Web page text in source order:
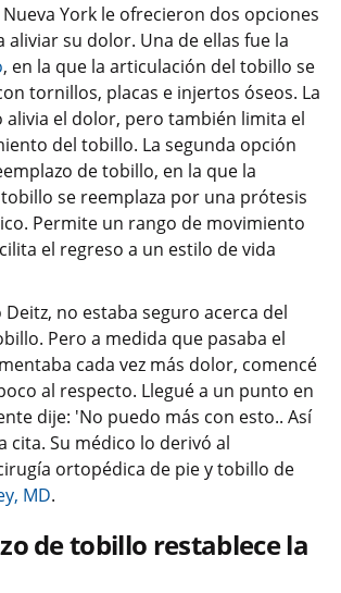
York le ofrecieron dos opciones
aliviar su dolor. Una de ellas fue la
, en la que la articulación del tobillo se
tornillos, placas e injertos óseos. La
el dolor, pero también limita el
del tobillo. La segunda opción
de tobillo, en la que la
se reemplaza por una prótesis
Permite un rango de movimiento
el regreso a un estilo de vida
no estaba seguro acerca del
Pero a medida que pasaba el
cada vez más dolor, comencé
al respecto. Llegué a un punto en
dije: 'No puedo más con esto.. Así
cita. Su médico lo derivó al
ortopédica de pie y tobillo de
MD.
de tobillo restablece la